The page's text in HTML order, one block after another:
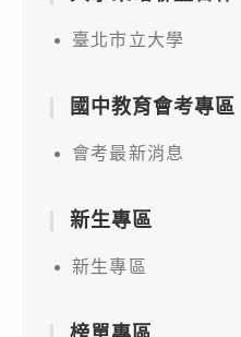
臺北市立大學
國中教育會考專區
會考最新消息
新生專區
新生專區